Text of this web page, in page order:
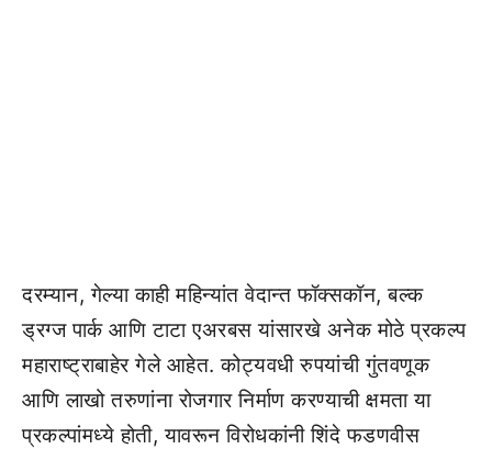
दरम्यान, गेल्या काही महिन्यांत वेदान्त फॉक्सकॉन, बल्क
ड्रग्ज पार्क आणि टाटा एअरबस यांसारखे अनेक मोठे प्रकल्प
महाराष्ट्राबाहेर गेले आहेत. कोट्यवधी रुपयांची गुंतवणूक
आणि लाखो तरुणांना रोजगार निर्माण करण्याची क्षमता या
प्रकल्पांमध्ये होती, यावरून विरोधकांनी शिंदे फडणवीस